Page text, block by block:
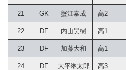
21 GK 蟹江泰成 高2
22 DF 内山昊樹 高1
23 DF 加藤大和 高1
24 DF 大平琳太郎 高3